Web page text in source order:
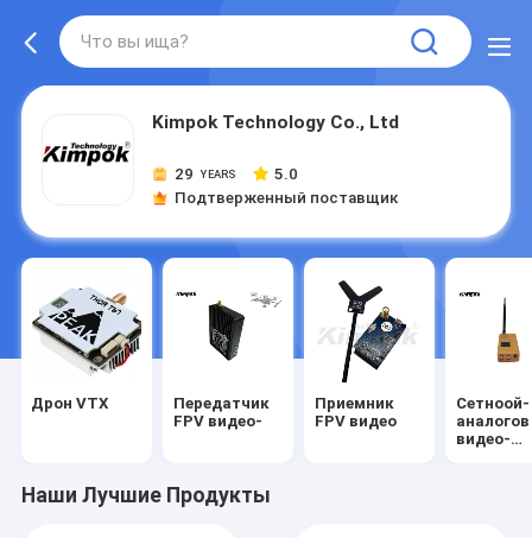
Kimpok Technology Co., Ltd
29 YEARS
5.0
Подтверженный поставщик
Дрон VTX
Передатчик
FPV видео-
Приемник
FPV видео
Сетноой-
аналогов
видео-
Наши Лучшие Продукты